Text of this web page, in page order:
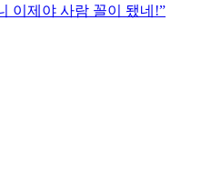
이제야 사람 꼴이 됐네!”